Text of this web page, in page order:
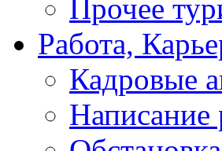
Прочее
Работа,
Кадровые
Написание